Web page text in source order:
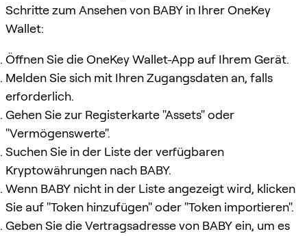
Schritte zum Ansehen von BABY in Ihrer OneKey
Wallet:
Öffnen Sie die OneKey Wallet-App auf Ihrem Gerät.
Melden Sie sich mit Ihren Zugangsdaten an, falls
erforderlich.
Gehen Sie zur Registerkarte "Assets" oder
"Vermögenswerte".
Suchen Sie in der Liste der verfügbaren
Kryptowährungen nach BABY.
Wenn BABY nicht in der Liste angezeigt wird, klicken
Sie auf "Token hinzufügen" oder "Token importieren".
Geben Sie die Vertragsadresse von BABY ein, um es